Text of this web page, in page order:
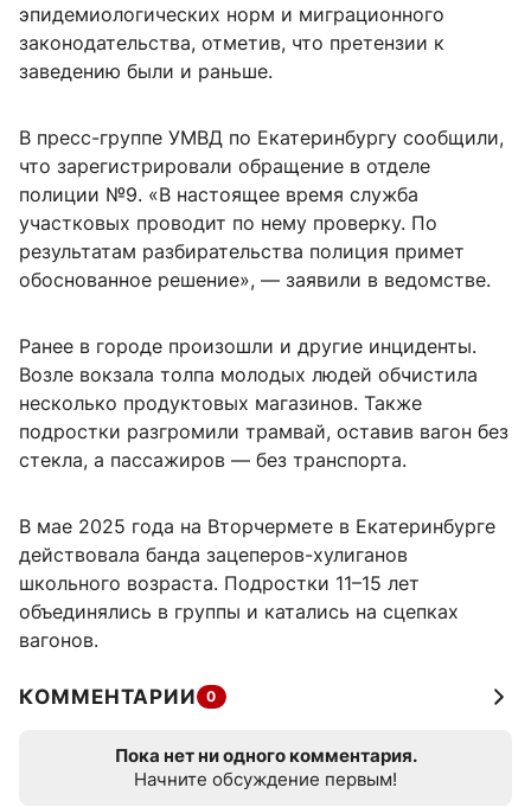
эпидемиологических норм и миграционного
законодательства, отметив, что претензии к
заведению были и раньше.
В пресс-группе УМВД по Екатеринбургу сообщили,
что зарегистрировали обращение в отделе
полиции №9. «В настоящее время служба
участковых проводит по нему проверку. По
результатам разбирательства полиция примет
обоснованное решение», — заявили в ведомстве.
Ранее в городе произошли и другие инциденты.
Возле вокзала толпа молодых людей обчистила
несколько продуктовых магазинов. Также
подростки разгромили трамвай, оставив вагон без
стекла, а пассажиров — без транспорта.
В мае 2025 года на Вторчермете в Екатеринбурге
действовала банда зацеперов-хулиганов
школьного возраста. Подростки 11–15 лет
объединялись в группы и катались на сцепках
вагонов.
КОММЕНТАРИИ 0
Пока нет ни одного комментария.
Начните обсуждение первым!